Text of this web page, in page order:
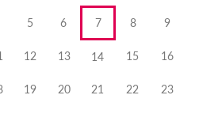
5 6 7 8 9
12 13 14 15 16
19 20 21 22 23